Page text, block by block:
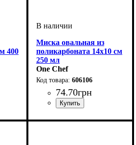
400
Миска овальная из
поликарбоната 14х10 см
250 мл
One Chef
606106
74.70грн